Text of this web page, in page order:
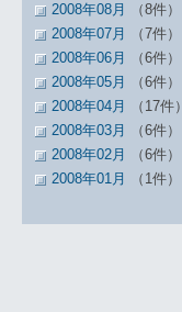
2008年08月
（8件）
2008年07月
（7件）
2008年06月
（6件）
2008年05月
（6件）
2008年04月
（17件）
2008年03月
（6件）
2008年02月
（6件）
2008年01月
（1件）